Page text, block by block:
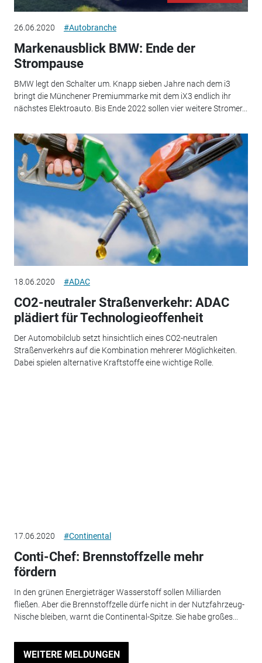
26.06.2020 #Autobranche
Markenausblick BMW: Ende der
Strompause
BMW legt den Schalter um. Knapp sieben Jahre nach dem i3
bringt die Münchener Premiummarke mit dem iX3 endlich ihr
nächstes Elektroauto. Bis Ende 2022 sollen vier weitere Stromer...
18.06.2020 #ADAC
CO2-neutraler Straßenverkehr: ADAC
plädiert für Technologieoffenheit
Der Automobilclub setzt hinsichtlich eines CO2-neutralen
Straßenverkehrs auf die Kombination mehrerer Möglichkeiten.
Dabei spielen alternative Kraftstoffe eine wichtige Rolle.
17.06.2020 #Continental
Conti-Chef: Brennstoffzelle mehr
fördern
In den grünen Energieträger Wasserstoff sollen Milliarden
fließen. Aber die Brennstoffzelle dürfe nicht in der Nutzfahrzeug-
Nische bleiben, warnt die Continental-Spitze. Sie habe großes...
WEITERE MELDUNGEN